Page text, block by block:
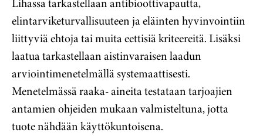
Lihassa tarkastellaan antibioottivapautta,
elintarviketurvallisuuteen ja eläinten hyvinvointiin
liittyviä ehtoja tai muita eettisiä kriteereitä. Lisäksi
laatua tarkastellaan aistinvaraisen laadun
arviointimenetelmällä systemaattisesti.
Menetelmässä raaka- aineita testataan tarjoajien
antamien ohjeiden mukaan valmisteltuna, jotta
tuote nähdään käyttökuntoisena.